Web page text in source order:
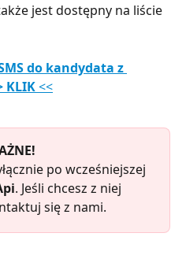
jest dostępny na liście
do kandydata z
KLIK <<
po wcześniejszej
. Jeśli chcesz z niej
się z nami.